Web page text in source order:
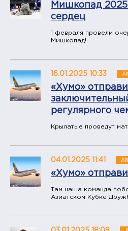
Мишкопад
сердец
1 февраля провели
Мишкопад!
16.01.2025 10:33
«Хумо»
регулярного
Крылатые проведут
04.01.2025 11:41
«Хумо»
Там наша команда
Азиатском Кубке